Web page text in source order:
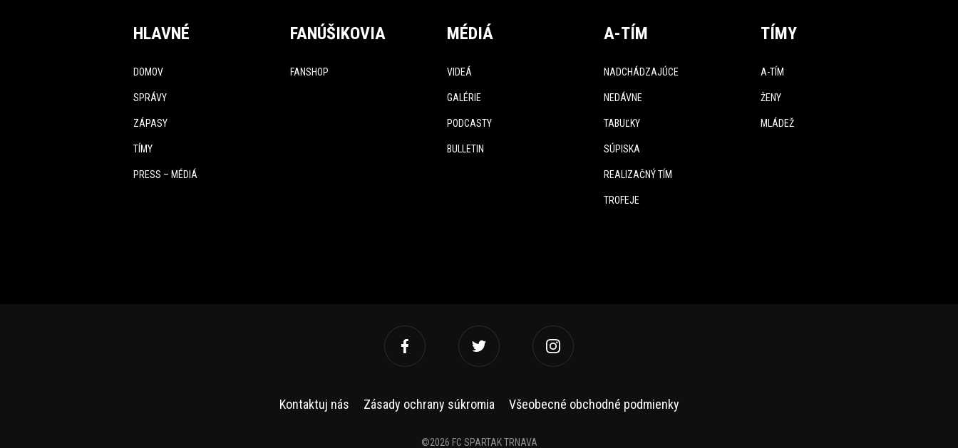
HLAVNÉ
DOMOV
SPRÁVY
ZÁPASY
TÍMY
PRESS – MÉDIÁ
FANÚŠIKOVIA
FANSHOP
MÉDIÁ
VIDEÁ
GALÉRIE
PODCASTY
BULLETIN
A-TÍM
NADCHÁDZAJÚCE
NEDÁVNE
TABUĽKY
SÚPISKA
REALIZAČNÝ TÍM
TROFEJE
TÍMY
A-TÍM
ŽENY
MLÁDEŽ
Kontaktuj nás Zásady ochrany súkromia Všeobecné obchodné podmienky
©2026 FC SPARTAK TRNAVA